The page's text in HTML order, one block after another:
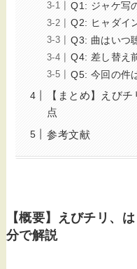
Q1: ジャケ写
Q2: ヒャダイ
Q3: 曲はいつ
Q4: 差し替え
Q5: 今回の件
【まとめ】えび
点
参考文献
【概要】えびチリ、
分で解説